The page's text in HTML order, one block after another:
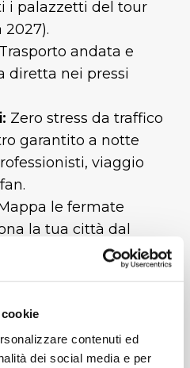
contenuti ed
dei social media e per
i palazzetti del tour
Trasporto andata e
diretta nei pressi
Zero stress da traffico
garantito a notte
viaggio
le fermate
la tua città dal
senza
la fermata più
subito il tuo
a bordo.